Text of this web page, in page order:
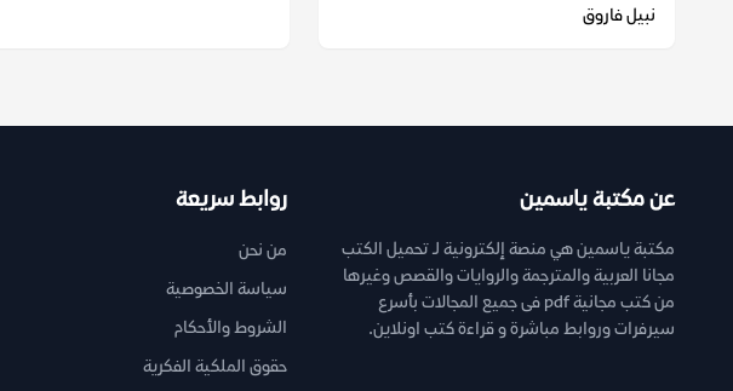
نبيل فاروق
عن مكتبة ياسمين
مكتبة ياسمين هي منصة إلكترونية لـ تحميل الكتب
مجانا العربية والمترجمة والروايات والقصص وغيرها
من كتب مجانية pdf فى جميع المجالات بأسرع
سيرفرات وروابط مباشرة و قراءة كتب اونلاين.
روابط سريعة
من نحن
سياسة الخصوصية
الشروط والأحكام
حقوق الملكية الفكرية